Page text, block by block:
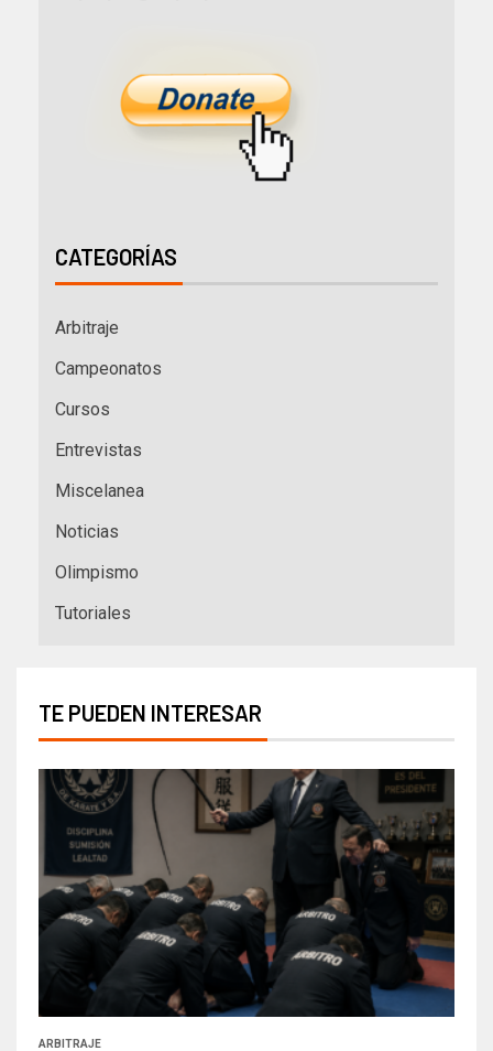
CATEGORÍAS
Arbitraje
Campeonatos
Cursos
Entrevistas
Miscelanea
Noticias
Olimpismo
Tutoriales
TE PUEDEN INTERESAR
ARBITRAJE